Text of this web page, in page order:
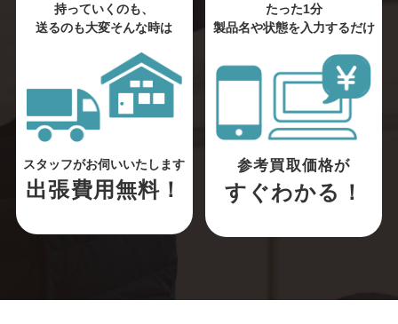
持っていくのも、
送るのも大変そんな時は
スタッフがお伺いいたします
出張費用無料！
たった1分
製品名や状態を入力するだけ
参考買取価格が
すぐわかる！